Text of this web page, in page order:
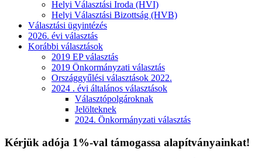
Helyi Választási Iroda (HVI)
Helyi Választási Bizottság (HVB)
Választási ügyintézés
2026. évi választás
Korábbi választások
2019 EP választás
2019 Önkormányzati választás
Országgyűlési választások 2022.
2024 . évi általános választások
Választópolgároknak
Jelölteknek
2024. Önkormányzati választás
Kérjük adója 1%-val támogassa alapítványainkat!